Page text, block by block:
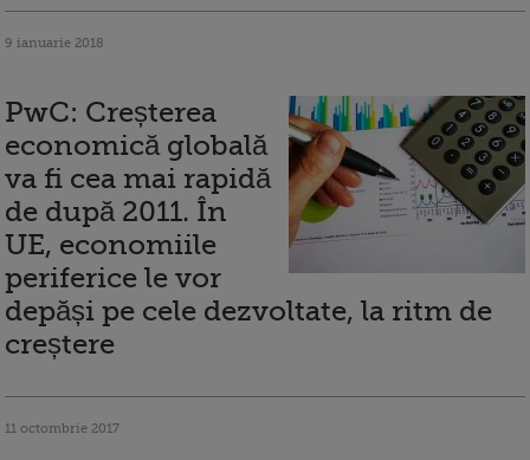
9 ianuarie 2018
PwC: Creșterea
economică globală
va fi cea mai rapidă
de după 2011. În
UE, economiile
periferice le vor
depăși pe cele dezvoltate, la ritm de
creștere
11 octombrie 2017